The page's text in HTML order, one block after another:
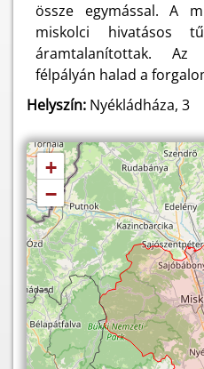
össze egymással. A
miskolci hivatásos
áramtalanítottak. Az
félpályán halad a
Helyszín: Nyékládháza, 3
+
−